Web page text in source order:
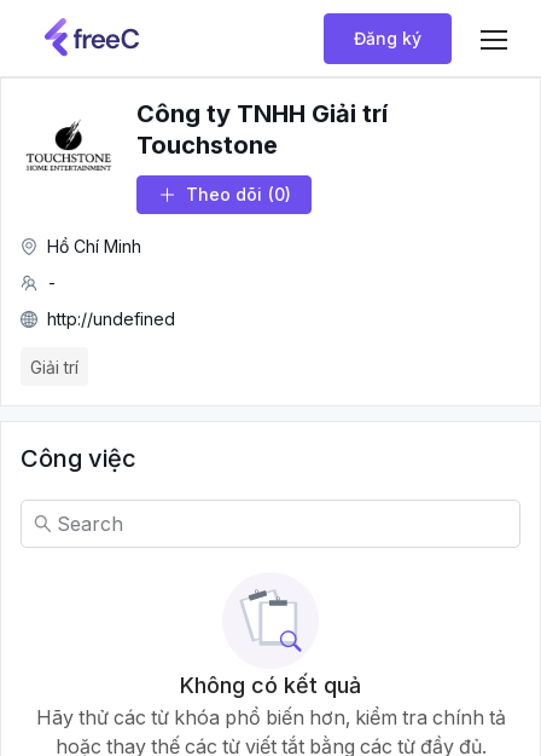
Đăng ký
Công ty TNHH Giải trí
Touchstone
Theo dõi (0)
Hồ Chí Minh
-
http://undefined
Giải trí
Công việc
Không có kết quả
Hãy thử các từ khóa phổ biến hơn, kiểm tra chính tả
hoặc thay thế các từ viết tắt bằng các từ đầy đủ.